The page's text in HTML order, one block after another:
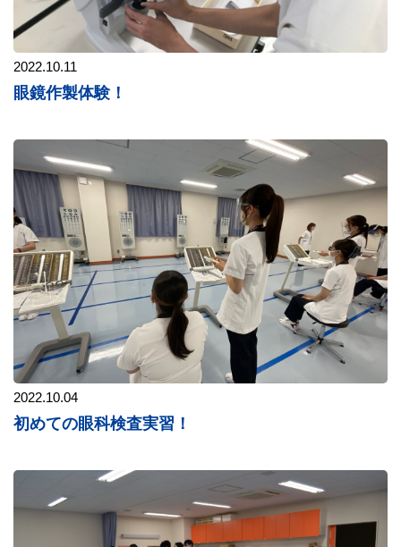
2022.10.11
眼鏡作製体験！
2022.10.04
初めての眼科検査実習！